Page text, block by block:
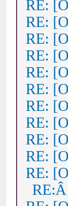
RE:
RE:
RE:
RE:
RE:
RE:
RE:
RE:
RE:
RE:
RE: